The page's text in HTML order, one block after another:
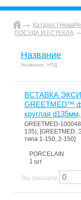
Каталог |
ПОСУДА ИЗ СТЕКЛА
Название
Название, НТД
ВСТАВКА
GREETMED™
круглая
GREETMED-
135),
типа 1-150, 2-150]
PORCELAIN
1 шт
Вы заказали